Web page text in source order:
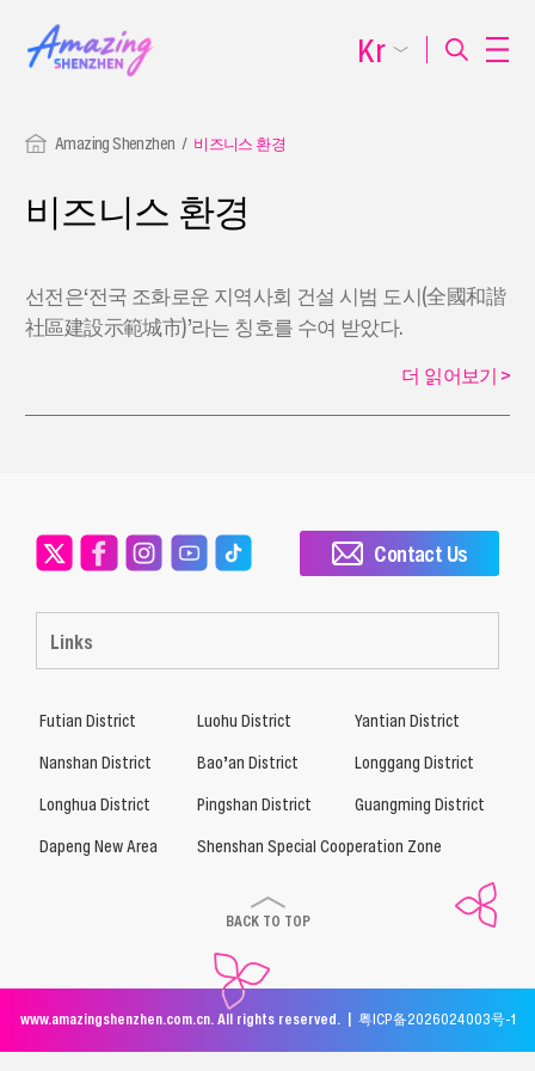
Amazing Shenzhen 비즈니스 환경
비즈니스 환경
선전은‘전국 조화로운 지역사회 건설 시범 도시(全國和諧
社區建設示範城市)’라는 칭호를 수여 받았다.
더 읽어보기 >
Kr
Links
Contact Us
Futian District Luohu District
Yantian District
Nanshan District
Bao’an District
Longgang District
Longhua District
Pingshan District
Guangming District
Dapeng New Area
Shenshan Special Cooperation Zone
BACK TO TOP
www.amazingshenzhen.com.cn. All rights reserved. | 粤ICP备2026024003号-1